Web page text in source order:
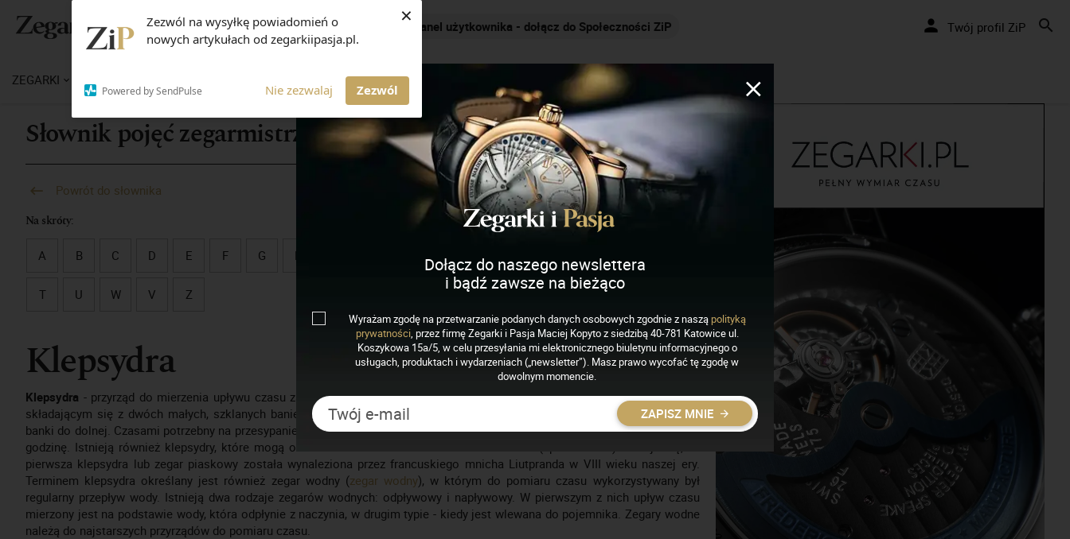
Zezwól na wysyłkę powiadomień o
nowych artykułach od zegarkiipasja.pl.
Powered by SendPulse Nie zezwalaj Zezwól
×
Panel użytkownika - dołącz do Społeczności ZiP Twój profil ZiP
ZEGARKI MAGAZYN ZEGARKI I PASJA
Słownik pojęć zegarmistrzowskich
Powrót do słownika
Na skróty:
A B C D E F G H L M
T U W V Z
Klepsydra
Klepsydra - przyrząd do mierzenia upływu czasu za pomocą piasku lub wody. Klepsydra piaskowa jest zazwyczaj naczyniem
składającym się z dwóch małych, szklanych baniek połączonych wąskim zwężeniem, przez który piasek przepływa z górnej
banki do dolnej. Czasami potrzebny na przesypanie się piasku z górnego pojemnik do dolnego określa jeden okres - zazwyczaj
godzinę. Istnieją również klepsydry, które mogą odmierzać krótsze lub dłuższe odcinki czasu (np. 15 minut). Uznaje się, że
pierwsza klepsydra lub zegar piaskowy została wynaleziona przez francuskiego mnicha Liutpranda w VIII wieku naszej ery.
Terminem klepsydra określany jest również zegar wodny (zegar wodny), w którym do pomiaru czasu wykorzystywany był
regularny przepływ wody. Istnieją dwa rodzaje zegarów wodnych: odpływowy i napływowy. W pierwszym z nich upływ czasu
mierzony jest na podstawie wody, która odpłynie z naczynia, w drugim typie - kiedy jest wlewana do pojemnika. Zegary wodne
należą do najstarszych przyrządów do pomiaru czasu.
Dołącz do naszego newslettera
i bądź zawsze na bieżąco
Wyrażam zgodę na przetwarzanie podanych danych osobowych zgodnie z naszą polityką
prywatności, przez firmę Zegarki i Pasja Maciej Kopyto z siedzibą 40-781 Katowice ul.
Koszykowa 15a/5, w celu przesyłania mi elektronicznego biuletynu informacyjnego o
usługach, produktach i wydarzeniach („newsletter”). Masz prawo wycofać tę zgodę w
dowolnym momencie.
ZAPISZ MNIE